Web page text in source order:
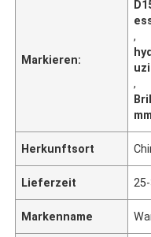
Markieren:
,
,
mm
Herkunftsort
Lieferzeit
Markenname